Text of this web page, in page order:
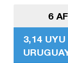
6
3,14 UYU